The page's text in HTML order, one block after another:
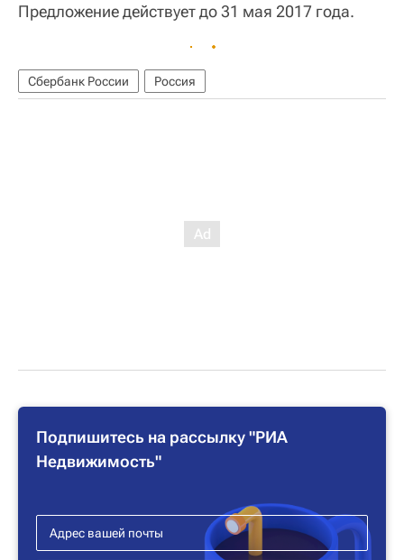
Предложение действует до 31 мая 2017 года.
Сбербанк России Россия
Подпишитесь на рассылку "РИА
Недвижимость"